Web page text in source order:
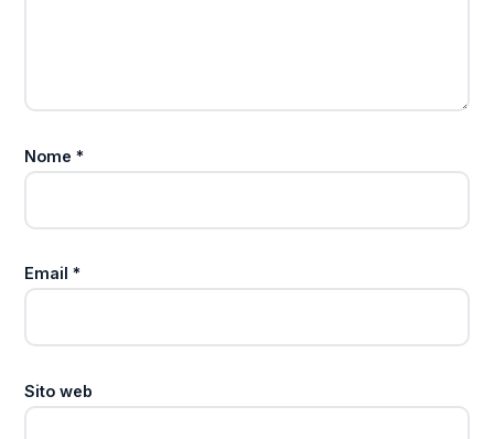
Nome*
Email*
Sito web